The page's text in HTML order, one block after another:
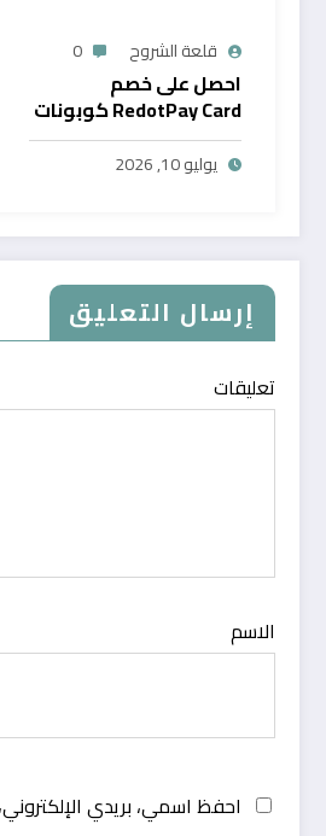
قلعة الشروح 0
احصل على خصم
RedotPay Card كوبونات
حصرية
يوليو 10, 2026
إرسال التعليق
تعليقات
الاسم
احفظ اسمي، بريدي